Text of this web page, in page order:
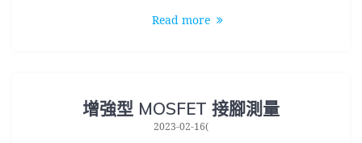
Read more
增強型 MOSFET 接腳測量
2023-02-16(